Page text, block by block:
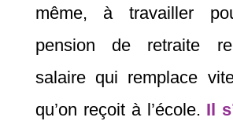
même, à travailler
pension de retraite
salaire qui remplace
qu’on reçoit à l’école. Il